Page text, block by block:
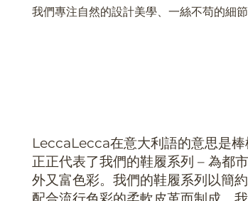
我們專注自然的設計美學、一絲不苟的細
LeccaLecca在意大利語的意思是棒
正正代表了我們的鞋履系列 – 為都
外又富色彩。我們的鞋履系列以簡